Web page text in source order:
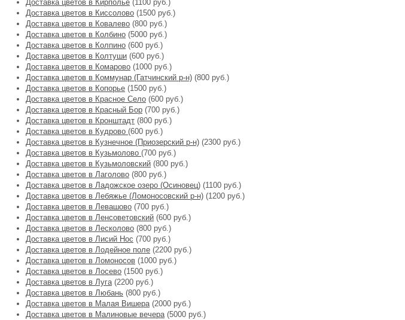
Доставка цветов в Кирполье (1100 руб.)
Доставка цветов в Киссолово (1500 руб.)
Доставка цветов в Ковалево (800 руб.)
Доставка цветов в Колбино (5000 руб.)
Доставка цветов в Колпино (600 руб.)
Доставка цветов в Колтуши (600 руб.)
Доставка цветов в Комарово (1000 руб.)
Доставка цветов в Коммунар (Гатчинский р-н) (800 руб.)
Доставка цветов в Копорье (1500 руб.)
Доставка цветов в Красное Село (600 руб.)
Доставка цветов в Красный Бор (700 руб.)
Доставка цветов в Кронштадт (800 руб.)
Доставка цветов в Кудрово (600 руб.)
Доставка цветов в Кузнечное (Приозерский р-н) (2300 руб.)
Доставка цветов в Кузьмолово (700 руб.)
Доставка цветов в Кузьмоловский (800 руб.)
Доставка цветов в Лаголово (800 руб.)
Доставка цветов в Ладожское озеро (Осиновец) (1100 руб.)
Доставка цветов в Лебяжье (Ломоносовский р-н) (1200 руб.)
Доставка цветов в Левашово (700 руб.)
Доставка цветов в Ленсоветовский (600 руб.)
Доставка цветов в Лесколово (800 руб.)
Доставка цветов в Лисий Нос (700 руб.)
Доставка цветов в Лодейное поле (2200 руб.)
Доставка цветов в Ломоносов (1000 руб.)
Доставка цветов в Лосево (1500 руб.)
Доставка цветов в Луга(2200 руб.)
Доставка цветов в Любань (800 руб.)
Доставка цветов в Малая Вишера(2000 руб.)
Доставка цветов в Малиновые вечера(5000 руб.)